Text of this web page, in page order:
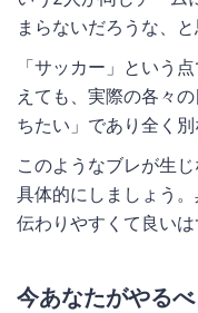
まらないだろうな、
「サッカー」という
えても、実際の各々
ちたい」であり全く別
このようなブレが生
具体的にしましょう
伝わりやすくて良いは
今あなたがやる